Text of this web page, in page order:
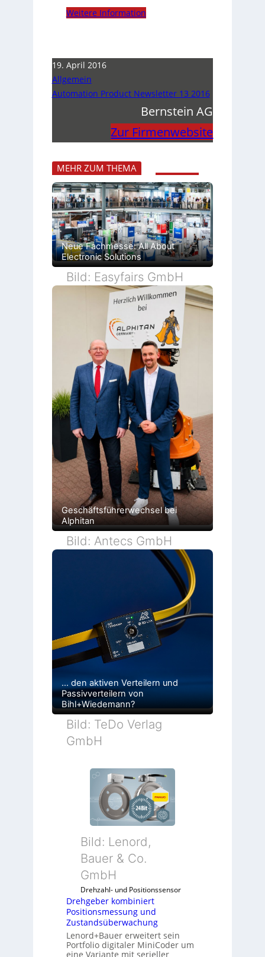
Weitere Information
19. April 2016
Allgemein
Automation Product Newsletter 13 2016
Bernstein AG
Zur Firmenwebsite
MEHR ZUM THEMA
Neue Fachmesse: All About
Electronic Solutions
Bild: Easyfairs GmbH
Geschäftsführerwechsel bei
Alphitan
Bild: Antecs GmbH
… den aktiven Verteilern und
Passivverteilern von
Bihl+Wiedemann?
Bild: TeDo Verlag
GmbH
Bild: Lenord,
Bauer & Co.
GmbH
Drehzahl- und Positionssensor
Drehgeber kombiniert
Positionsmessung und
Zustandsüberwachung
Lenord+Bauer erweitert sein
Portfolio digitaler MiniCoder um
eine Variante mit serieller